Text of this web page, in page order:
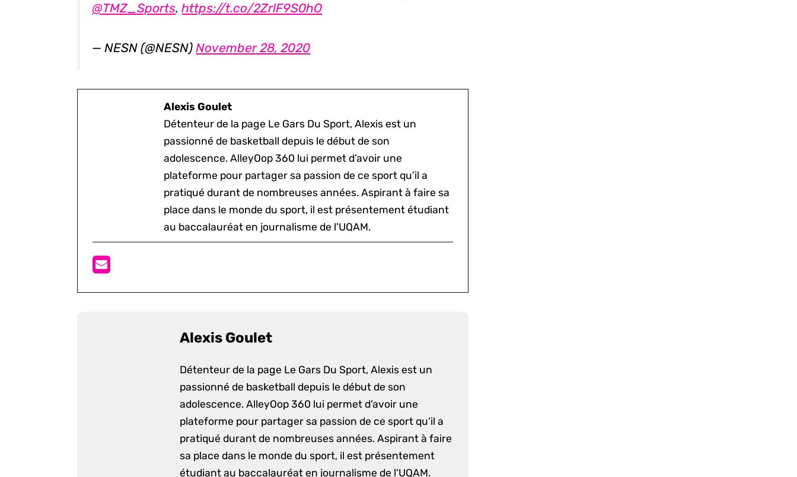
@TMZ_Sports.https://t.co/2ZrlF9S0hO
— NESN (@NESN)November 28, 2020
Alexis Goulet
Détenteur de la page Le Gars Du Sport, Alexis est un
passionné de basketball depuis le début de son
adolescence. AlleyOop 360 lui permet d’avoir une
plateforme pour partager sa passion de ce sport qu’il a
pratiqué durant de nombreuses années. Aspirant à faire sa
place dans le monde du sport, il est présentement étudiant
au baccalauréat en journalisme de l'UQAM.
Alexis Goulet
Détenteur de la page Le Gars Du Sport, Alexis est un
passionné de basketball depuis le début de son
adolescence. AlleyOop 360 lui permet d’avoir une
plateforme pour partager sa passion de ce sport qu’il a
pratiqué durant de nombreuses années. Aspirant à faire
sa place dans le monde du sport, il est présentement
étudiant au baccalauréat en journalisme de l'UQAM.